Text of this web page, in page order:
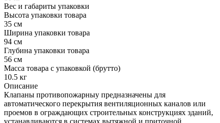
Вес и габариты упаковки
Высота упаковки товара
35 см
Ширина упаковки товара
94 см
Глубина упаковки товара
56 см
Масса товара с упаковкой (брутто)
10.5 кг
Описание
Клапаны противопожарныу предназначены для
автоматического перекрытия вентиляционных каналов или
проемов в ограждающих строительных конструкциях зданий,
устанавливаются в системах вытяжной и приточной